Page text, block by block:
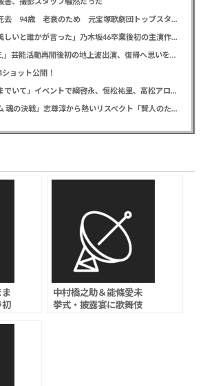
【訃報】寿美花代さん死去 94歳 老衰のため 元宝塚歌劇団トップスター、夫は高島忠夫さん、息子は高嶋政宏・政伸
久保史緒里 「世界は美しいと誰かが言った」乃木坂46卒業後初の主演作で母親役に「すごく貴重な経験をさせていただいた」
広末涼子 「THE TIME,」芸能活動再開後初の地上波出演、復帰へ思いを告白「自分の弱い部分だったり…」
ョット公開！
吉川愛 「名探偵のままでいて」イベントで綱啓永、恒松祐里、高松アロハと息ピッタリの仲良しトーク
山﨑賢人 「キングダム 魂の決戦」志尊淳から熱いリスペクト「賢人のためだったらみんな頑張る」
初
中村橋之助＆能條愛未
挙式・披露宴に歌舞伎